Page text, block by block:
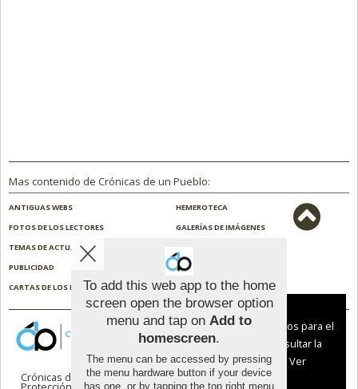
Mas contenido de Crónicas de un Pueblo:
ANTIGUAS WEBS
HEMEROTECA
FOTOS DE LOS LECTORES
GALERÍAS DE IMÁGENES
TEMAS DE ACTUALIDAD
PUBLICIDAD
CONTACTO
CARTAS DE LOS LECTORES
ENCUESTAS
Crónicas de un Pueblo |Términos de uso|
To add this web app to the home
screen open the browser option
menu and tap on Add to
homescreen.
The menu can be accessed by pressing
the menu hardware button if your device
has one, or by tapping the top right menu
Aviso sobre el Uso de cookies:
Utilizamos cookies nuestras y de terceros para el
funcionamiento del digital. Puedes consultar la
lista de cookies y como desconectarlas.
Ver
nuestra Política de Privacidad y Cookies